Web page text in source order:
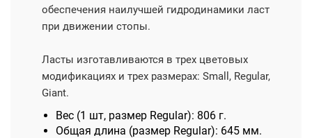
обеспечения наилучшей гидродинамики ласт
при движении стопы.
Ласты изготавливаются в трех цветовых
модификациях и трех размерах: Small, Regular,
Giant.
Вес (1 шт, размер Regular): 806 г.
Общая длина (размер Regular): 645 мм.